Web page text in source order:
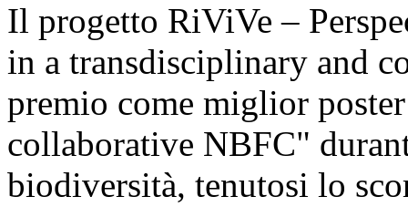
Il progetto RiViVe –
in a transdisciplinary and
premio come miglior
collaborative NBFC"
biodiversità, tenutosi lo